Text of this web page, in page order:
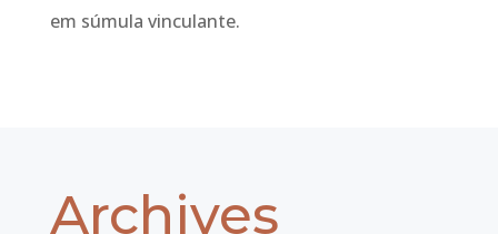
em súmula vinculante.
Archives